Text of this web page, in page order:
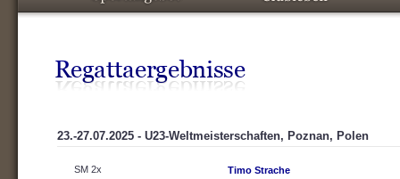
23.-27.07.2025 - U23-Weltmeisterschaften, Poznan, Polen
SM 2x
Timo Strache